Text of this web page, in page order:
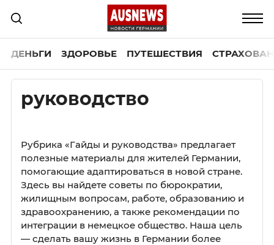
ДЕНЬГИ ЗДОРОВЬЕ ПУТЕШЕСТВИЯ
руководство
Рубрика «Гайды и руководства» предлагает
полезные материалы для жителей Германии,
помогающие адаптироваться в новой стране.
Здесь вы найдете советы по бюрократии,
жилищным вопросам, работе, образованию и
здравоохранению, а также рекомендации по
интеграции в немецкое общество. Наша цель
— сделать вашу жизнь в Германии более